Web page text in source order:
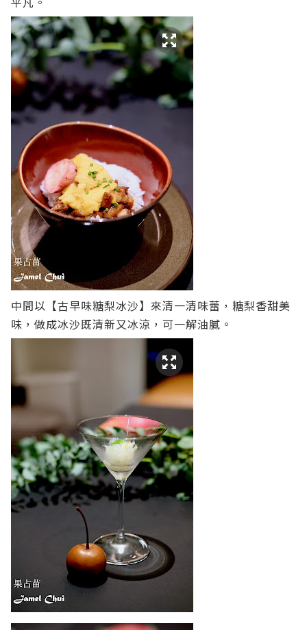
中間以【古早味糖梨冰沙】來清一清味蕾，糖梨香甜美
味，做成冰沙既清新又冰涼，可一解油膩。